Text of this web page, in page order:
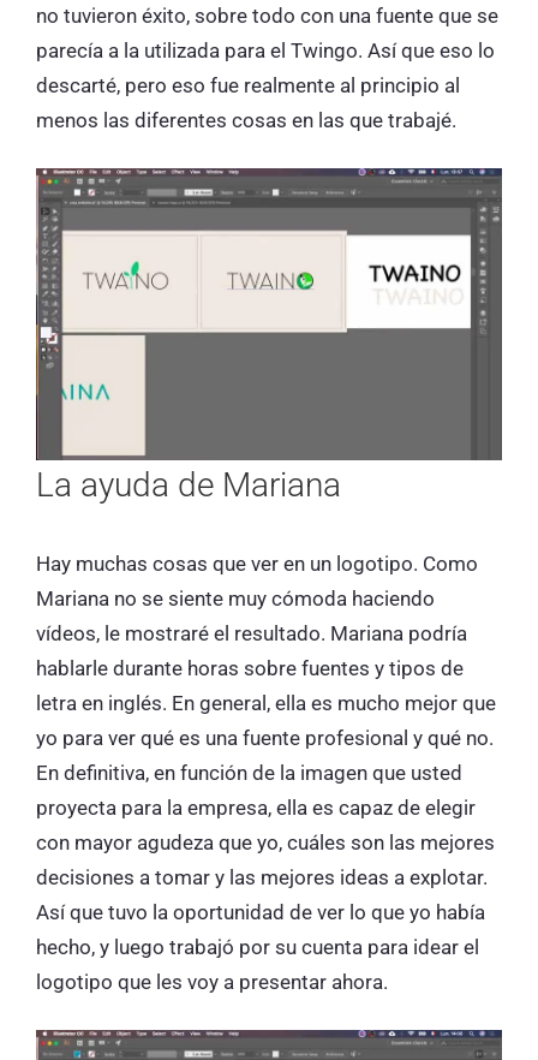
no tuvieron éxito, sobre todo con una fuente que se
parecía a la utilizada para el Twingo. Así que eso lo
descarté, pero eso fue realmente al principio al
menos las diferentes cosas en las que trabajé.
La ayuda de Mariana
Hay muchas cosas que ver en un logotipo. Como
Mariana no se siente muy cómoda haciendo
vídeos, le mostraré el resultado. Mariana podría
hablarle durante horas sobre fuentes y tipos de
letra en inglés. En general, ella es mucho mejor que
yo para ver qué es una fuente profesional y qué no.
En definitiva, en función de la imagen que usted
proyecta para la empresa, ella es capaz de elegir
con mayor agudeza que yo, cuáles son las mejores
decisiones a tomar y las mejores ideas a explotar.
Así que tuvo la oportunidad de ver lo que yo había
hecho, y luego trabajó por su cuenta para idear el
logotipo que les voy a presentar ahora.